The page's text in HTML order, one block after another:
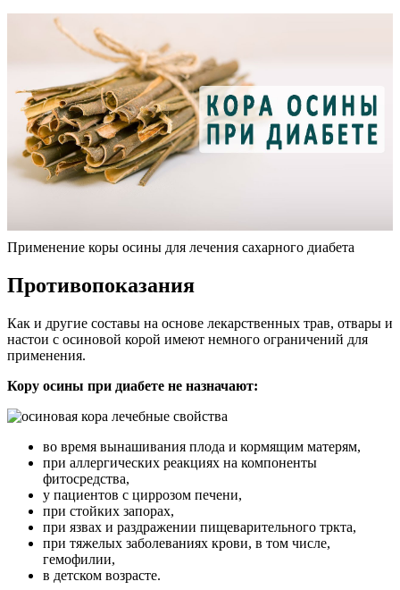
Применение коры осины для лечения сахарного диабета
Противопоказания
Как и другие составы на основе лекарственных трав, отвары и
настои с осиновой корой имеют немного ограничений для
применения.
Кору осины при диабете не назначают:
во время вынашивания плода и кормящим матерям,
при аллергических реакциях на компоненты
фитосредства,
у пациентов с циррозом печени,
при стойких запорах,
при язвах и раздражении пищеварительного тркта,
при тяжелых заболеваниях крови, в том числе,
гемофилии,
в детском возрасте.